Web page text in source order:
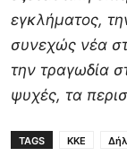
εγκλήματος,
συνεχώς νέα
την τραγωδία
ψυχές, τα
TAGS KKE